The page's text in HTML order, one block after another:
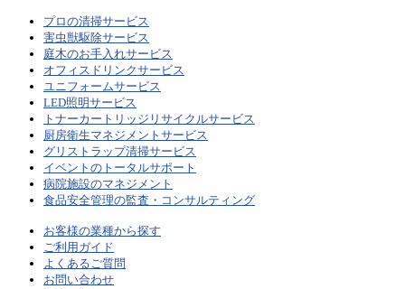
プロの清掃サービス
害虫獣駆除サービス
庭木のお手入れサービス
オフィスドリンクサービス
ユニフォームサービス
LED照明サービス
トナーカートリッジリサイクルサービス
厨房衛生マネジメントサービス
グリストラップ清掃サービス
イベントのトータルサポート
病院施設のマネジメント
食品安全管理の監査・コンサルティング
お客様の業種から探す
ご利用ガイド
よくあるご質問
お問い合わせ